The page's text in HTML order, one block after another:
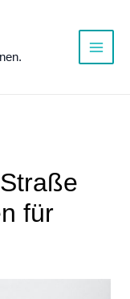
Main
für